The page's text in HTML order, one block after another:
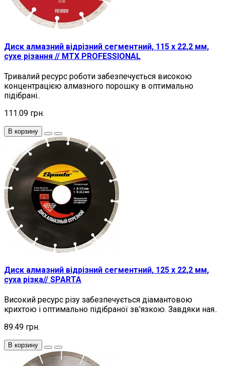
Диск алмазний відрізний сегментний, 115 х 22,2 мм,
сухе різання // MTX PROFESSIONAL
Тривалий ресурс роботи забезпечується високою
концентрацією алмазного порошку в оптимально
підібрані..
111.09 грн.
В корзину
Диск алмазний відрізний сегментний, 125 х 22,2 мм,
суха різка// SPARTA
Високий ресурс різу забезпечується діамантовою
крихтою і оптимально підібраної зв'язкою. Завдяки ная..
89.49 грн.
В корзину